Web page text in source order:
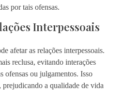
por tais ofensas.
Interpessoais
afetar as relações interpessoais.
reclusa, evitando interações
ofensas ou julgamentos. Isso
a qualidade de vida